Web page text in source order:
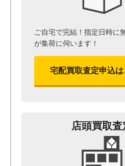
ご自宅で完結！指定日時に
が集荷に伺います！
宅配買取査定申込は
店頭買取査